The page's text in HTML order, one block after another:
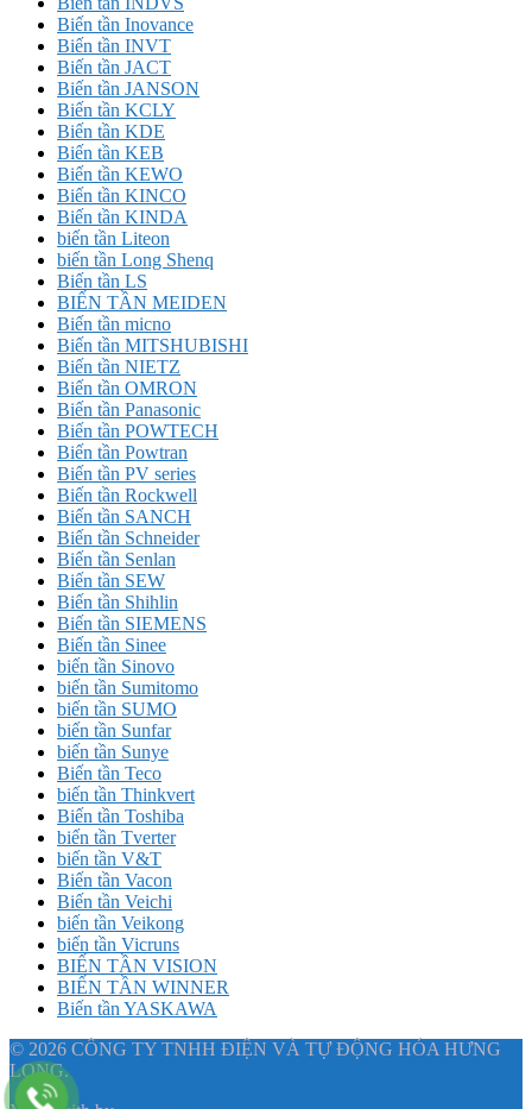
Biến tần Inovance
Biến tần INVT
Biến tần JACT
Biến tần JANSON
Biến tần KCLY
Biến tần KDE
Biến tần KEB
Biến tần KEWO
Biến tần KINCO
Biến tần KINDA
biến tần Liteon
biến tần Long Shenq
Biến tần LS
BIẾN TẦN MEIDEN
Biến tần micno
Biến tần MITSHUBISHI
Biến tần NIETZ
Biến tần OMRON
Biến tần Panasonic
Biến tần POWTECH
Biến tần Powtran
Biến tần PV series
Biến tần Rockwell
Biến tần SANCH
Biến tần Schneider
Biến tần Senlan
Biến tần SEW
Biến tần Shihlin
Biến tần SIEMENS
Biến tần Sinee
biến tần Sinovo
biến tần Sumitomo
biến tần SUMO
biến tần Sunfar
biến tần Sunye
Biến tần Teco
biến tần Thinkvert
Biến tần Toshiba
biến tần Tverter
biến tần V&T
Biến tần Vacon
Biến tần Veichi
biến tần Veikong
biến tần Vicruns
BIẾN TẦN VISION
BIẾN TẦN WINNER
Biến tần YASKAWA
© 2026 CÔNG TY TNHH ĐIỆN VÀ TỰ ĐỘNG HÓA HƯNG
LONG.